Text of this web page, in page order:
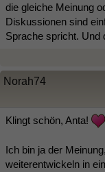
die gleiche Meinung
Diskussionen sind
Sprache spricht. Und
Norah74
Klingt schön, Anta!
Ich bin ja der
weiterentwickeln in